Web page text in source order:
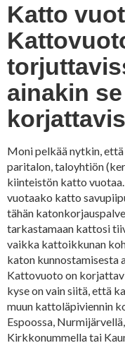
Katto
ainakin
Moni pelkää nytkin,
paritalon, taloyhtiön
kiinteistön katto vuotaa.
vuotaako katto
tähän
tarkastamaan kattosi
vaikka kattoikkunan
katon kunnostamisesta
Kattovuoto on
kyse on vain siitä, että
muun kattoläpiviennin
Espoossa,
Kirkkonummella tai